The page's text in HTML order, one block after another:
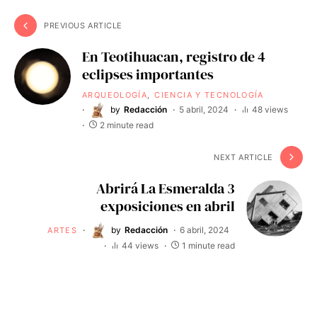
PREVIOUS ARTICLE
En Teotihuacan, registro de 4
eclipses importantes
ARQUEOLOGÍA CIENCIA Y TECNOLOGÍA
by Redacción 5 abril, 2024
48 views
2 minute read
NEXT ARTICLE
Abrirá La Esmeralda 3
exposiciones en abril
ARTES by Redacción
6 abril, 2024
44 views
1 minute read